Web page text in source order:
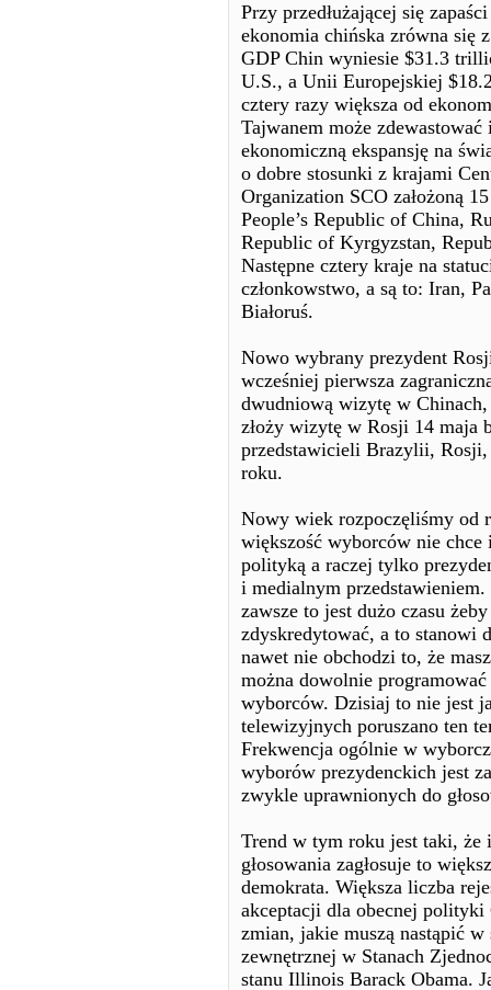
Przy przedłużającej się
ekonomia chińska zrówna się
GDP Chin wyniesie $31.3
U.S., a Unii Europejskiej
cztery razy większa od
Tajwanem może
ekonomiczną ekspansję na
o dobre stosunki z krajami
Organization SCO założoną
People’s Republic of China,
Republic of Kyrgyzstan,
Następne cztery kraje na
członkowstwo, a są to: Iran,
Białoruś.
Nowo wybrany prezydent
wcześniej pierwsza
dwudniową wizytę w
złoży wizytę w Rosji 14 maja
przedstawicieli Brazylii,
roku.
Nowy wiek rozpoczęliśmy od
większość wyborców nie chce
polityką a raczej tylko
i medialnym
zawsze to jest dużo czasu
zdyskredytować, a to stanowi
nawet nie obchodzi to, że
można dowolnie
wyborców. Dzisiaj to nie jest
telewizyjnych poruszano ten
Frekwencja ogólnie w
wyborów prezydenckich jest
zwykle uprawnionych do
Trend w tym roku jest taki, że
głosowania zagłosuje to
demokrata. Większa liczba
akceptacji dla obecnej
zmian, jakie muszą nastąpić
zewnętrznej w Stanach
stanu Illinois Barack Obama.